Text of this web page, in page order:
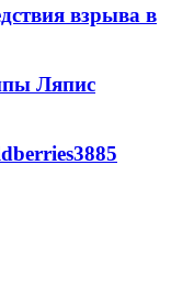
взрыва в
Ляпис
3885